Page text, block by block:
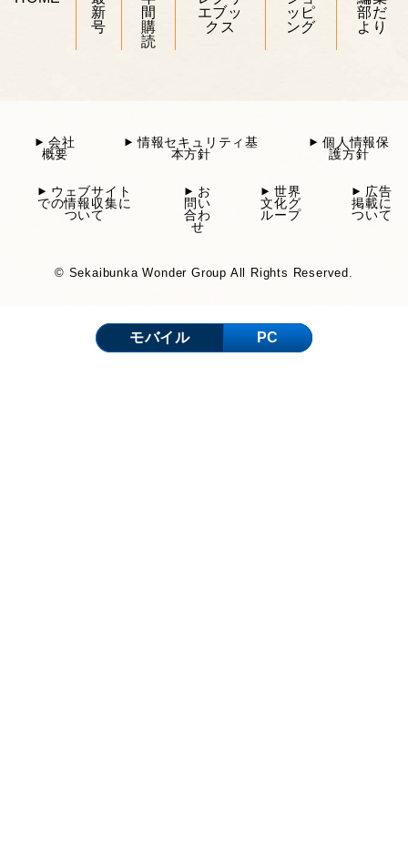
新
号
間
購
読
エブッ
クス
ッピ
ング
部だ
より
会社
概要
情報セキュリティ基
本方針
個人情報保
護方針
ウェブサイト
での情報収集に
ついて
お
問い
合わ
せ
世界
文化グ
ループ
広告
掲載に
ついて
© Sekaibunka Wonder Group All Rights Reserved.
モバイル PC